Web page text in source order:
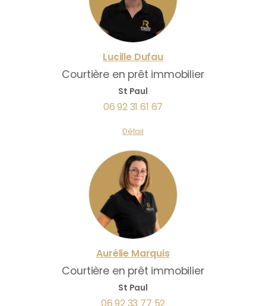
Lucille Dufau
Courtière en prêt immobilier
St Paul
06 92 31 61 67
Détail
Aurélie Marquis
Courtière en prêt immobilier
St Paul